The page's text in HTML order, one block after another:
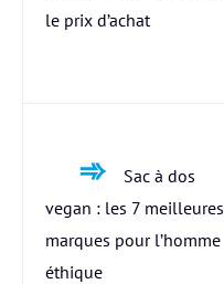
le prix d’achat
Sac à dos
vegan : les 7 meilleures
marques pour l’homme
éthique